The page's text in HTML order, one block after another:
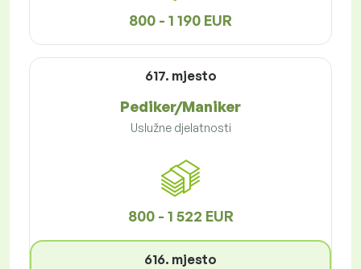
800 - 1 190 EUR
617. mjesto
Pediker/Maniker
Uslužne djelatnosti
800 - 1 522 EUR
616. mjesto